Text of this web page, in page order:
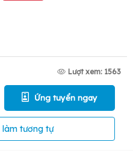
Lượt xem: 1563
Ứng tuyển ngay
làm tương tự